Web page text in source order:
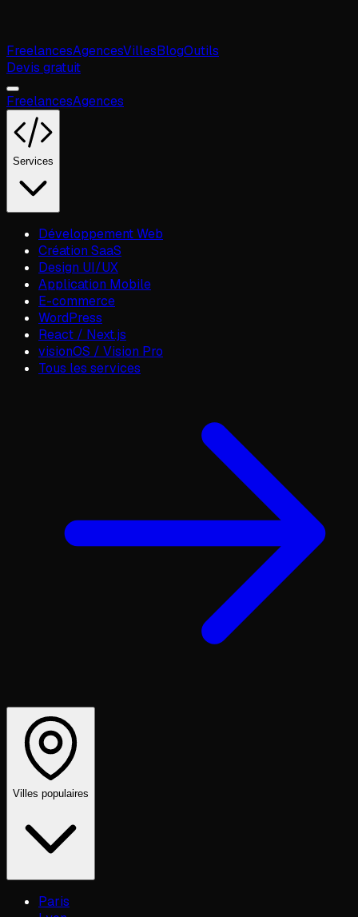
FreelancesAgencesVillesBlogOutils
Devis gratuit
FreelancesAgences
Services
Développement Web
Création SaaS
Design UI/UX
Application Mobile
E-commerce
WordPress
React / Next.js
visionOS / Vision Pro
Tous les services
Villes populaires
Paris